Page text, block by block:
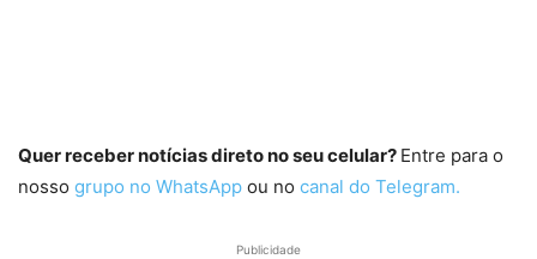
Quer receber notícias direto no seu celular? Entre para o
nosso grupo no WhatsApp ou no canal do Telegram.
Publicidade